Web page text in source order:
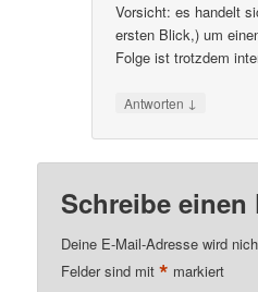
Vorsicht: es handelt
ersten Blick,) um
Folge ist trotzdem
Antworten ↓
Schreibe einen
Deine E-Mail-Adresse wird
Felder sind mit* markiert